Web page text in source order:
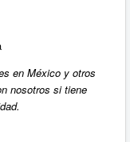
en México y otros
nosotros si tiene